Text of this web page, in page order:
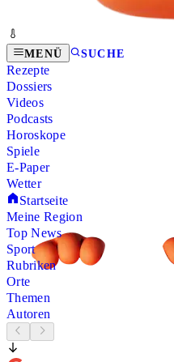
MENÜ SUCHE
Rezepte
Dossiers
Videos
Podcasts
Horoskope
Spiele
E-Paper
Wetter
Startseite
Meine Region
Top News
Sport
Rubriken
Orte
Themen
Autoren